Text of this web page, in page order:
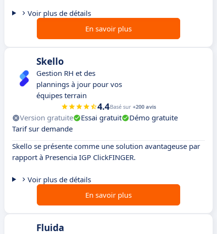
Voir plus de détails
En savoir plus
Skello
Gestion RH et des
plannings à jour pour vos
équipes terrain
4.4Basé sur +200 avis
Version gratuite Essai gratuit
Démo gratuite
Tarif sur demande
Skello se présente comme une solution avantageuse par
rapport à Presencia IGP ClickFINGER.
Voir plus de détails
En savoir plus
Fluida